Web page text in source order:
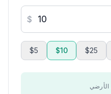
$
$5 $10 $25